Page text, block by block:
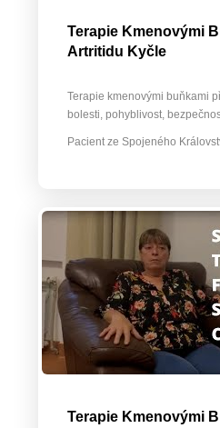
Terapie Kmenovými
Artritidu Kyčle
Terapie kmenovými buňkami
bolesti, pohyblivost,
Pacient ze Spojeného
Terapie Kmenovými